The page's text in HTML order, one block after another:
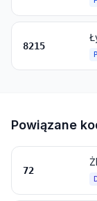
8215
Powiązane
72